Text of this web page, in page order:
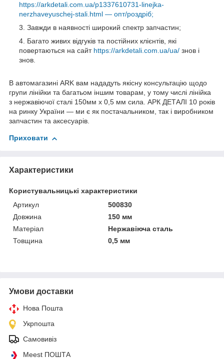
https://arkdetali.com.ua/p1337610731-linejka-
nerzhaveyuschej-stali.html — опт/роздріб;
Завжди в наявності широкий спектр запчастин;
Багато живих відгуків та постійних клієнтів, які
повертаються на сайт https://arkdetali.com.ua/ua/ знов і
знов.
В автомагазині ARK вам нададуть якісну консультацію щодо
групи лінійки та багатьом іншим товарам, у тому числі лінійка
з нержавіючої сталі 150мм х 0,5 мм сила. АРК ДЕТАЛІ 10 років
на ринку України — ми є як постачальником, так і виробником
запчастин та аксесуарів.
Приховати
Характеристики
Користувальницькі характеристики
Артикул
500830
Довжина
150 мм
Матеріал
Нержавіюча сталь
Товщина
0,5 мм
Умови доставки
Нова Пошта
Укрпошта
Самовивіз
Meest ПОШТА